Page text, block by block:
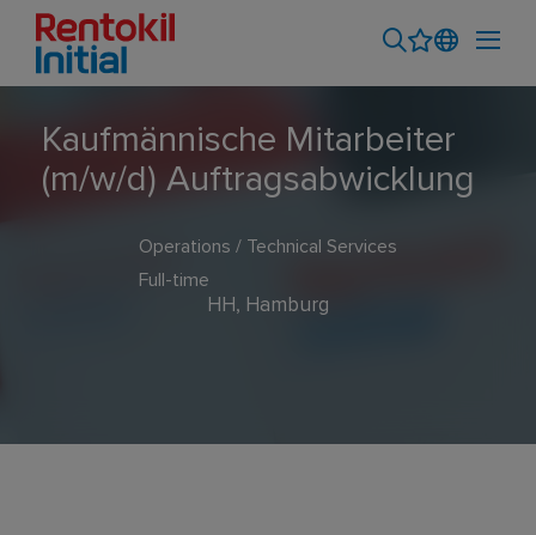
Kaufmännische Mitarbeiter
(m/w/d) Auftragsabwicklung
Operations / Technical Services
Full-time
HH, Hamburg